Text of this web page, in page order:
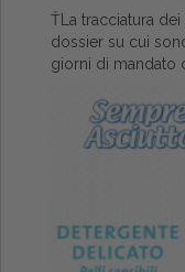
ŤLa tracciatura
dossier su cui
giorni di mandato